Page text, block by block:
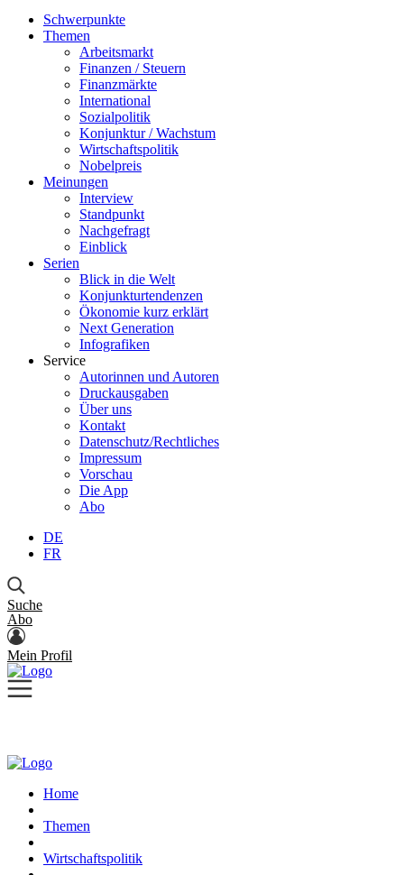
Schwerpunkte
Themen
Arbeitsmarkt
Finanzen / Steuern
Finanzmärkte
International
Sozialpolitik
Konjunktur / Wachstum
Wirtschaftspolitik
Nobelpreis
Meinungen
Interview
Standpunkt
Nachgefragt
Einblick
Serien
Blick in die Welt
Konjunkturtendenzen
Ökonomie kurz erklärt
Next Generation
Infografiken
Service
Autorinnen und Autoren
Druckausgaben
Über uns
Kontakt
Datenschutz/Rechtliches
Impressum
Vorschau
Die App
Abo
DE
FR
Suche
Abo
Mein Profil
Home
Themen
Wirtschaftspolitik